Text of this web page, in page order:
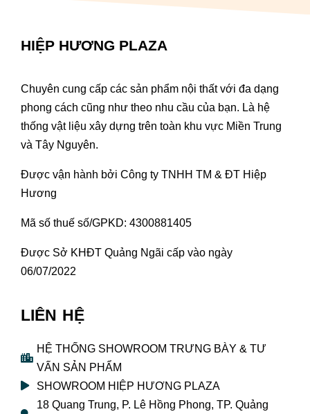
HIỆP HƯƠNG PLAZA
Chuyên cung cấp các sản phẩm nội thất với đa dạng
phong cách cũng như theo nhu cầu của bạn. Là hệ
thống vật liệu xây dựng trên toàn khu vực Miền Trung
và Tây Nguyên.
Được vận hành bởi Công ty TNHH TM & ĐT Hiệp
Hương
Mã số thuế số/GPKD: 4300881405
Được Sở KHĐT Quảng Ngãi cấp vào ngày
06/07/2022
LIÊN HỆ
HỆ THỐNG SHOWROOM TRƯNG BÀY & TƯ
VẤN SẢN PHẨM
SHOWROOM HIỆP HƯƠNG PLAZA
18 Quang Trung, P. Lê Hồng Phong, TP. Quảng